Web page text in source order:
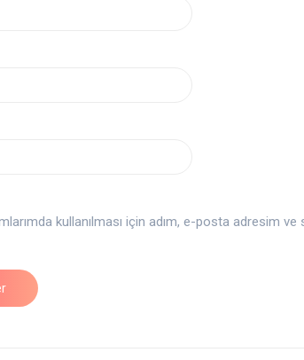
kullanılması için adım, e-posta adresim ve